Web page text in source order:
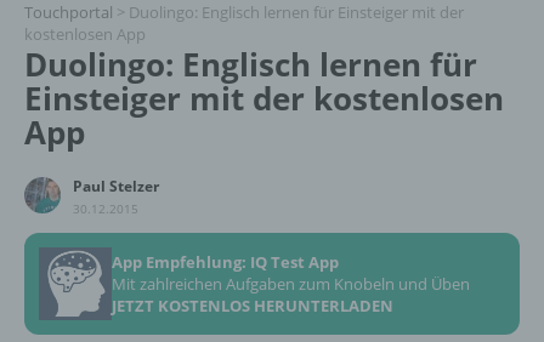
Touchportal > Duolingo: Englisch lernen für Einsteiger mit der
kostenlosen App
Duolingo: Englisch lernen für
Einsteiger mit der kostenlosen
App
Paul Stelzer
30.12.2015
App Empfehlung: IQ Test App
Mit zahlreichen Aufgaben zum Knobeln und Üben
JETZT KOSTENLOS HERUNTERLADEN